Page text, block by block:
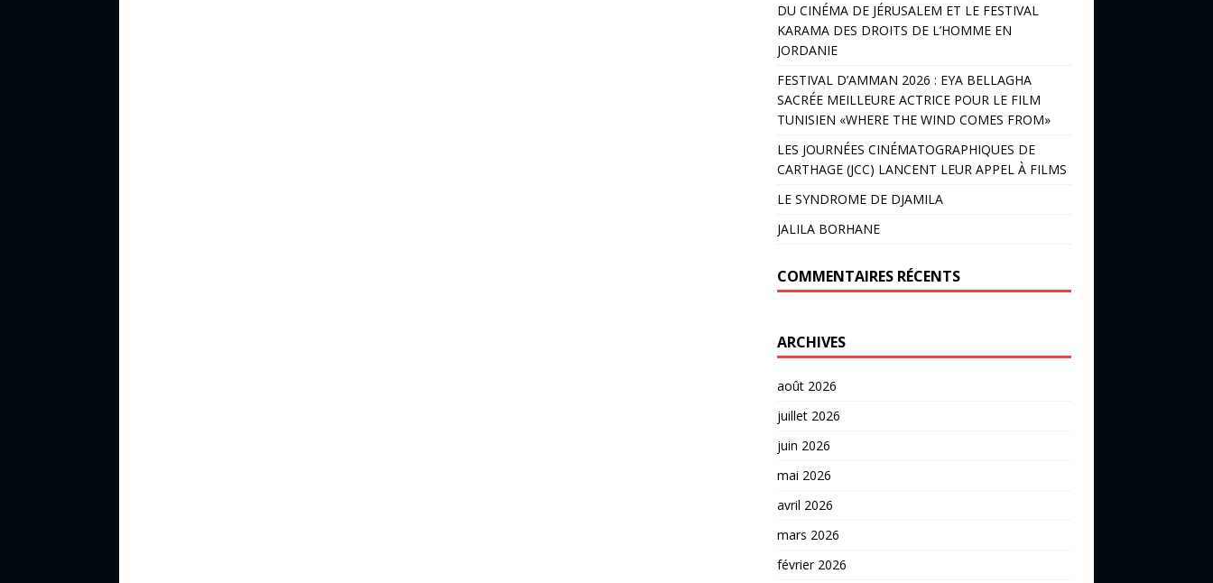
DU CINÉMA DE JÉRUSALEM ET LE FESTIVAL
KARAMA DES DROITS DE L’HOMME EN
JORDANIE
FESTIVAL D’AMMAN 2026 : EYA BELLAGHA
SACRÉE MEILLEURE ACTRICE POUR LE FILM
TUNISIEN «WHERE THE WIND COMES FROM»
LES JOURNÉES CINÉMATOGRAPHIQUES DE
CARTHAGE (JCC) LANCENT LEUR APPEL À FILMS
LE SYNDROME DE DJAMILA
JALILA BORHANE
COMMENTAIRES RÉCENTS
ARCHIVES
août 2026
juillet 2026
juin 2026
mai 2026
avril 2026
mars 2026
février 2026